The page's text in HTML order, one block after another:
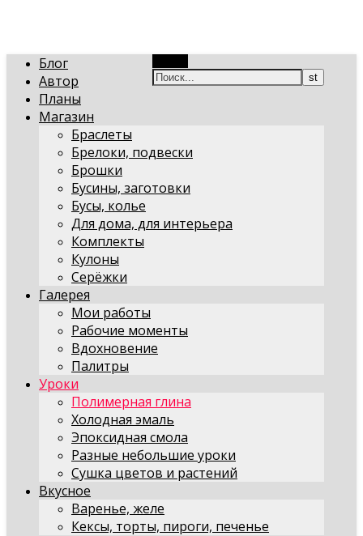
Блог
Автор
Планы
Магазин
Браслеты
Брелоки, подвески
Брошки
Бусины, заготовки
Бусы, колье
Для дома, для интерьера
Комплекты
Кулоны
Серёжки
Галерея
Мои работы
Рабочие моменты
Вдохновение
Палитры
Уроки
Полимерная глина
Холодная эмаль
Эпоксидная смола
Разные небольшие уроки
Сушка цветов и растений
Вкусное
Варенье, желе
Кексы, торты, пироги, печенье